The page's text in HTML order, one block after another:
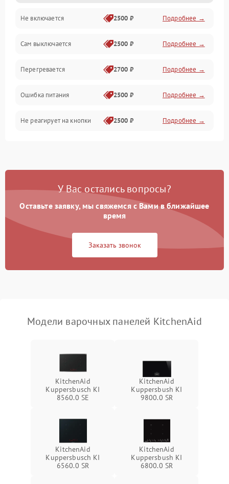
Не включается 2500 ₽ Подробнее →
Сам выключается 2500 ₽ Подробнее →
Перегревается 2700 ₽ Подробнее →
Ошибка питания 2500 ₽ Подробнее →
Не реагирует на кнопки 2500 ₽ Подробнее →
У Вас остались вопросы?
Оставьте заявку, мы свяжемся с Вами в ближайшее
время
Заказать звонок
Модели варочных панелей KitchenAid
KitchenAid
Kuppersbusch KI
8560.0 SE
KitchenAid
Kuppersbush KI
9800.0 SR
KitchenAid
Kuppersbusch KI
6560.0 SR
KitchenAid
Kuppersbush KI
6800.0 SR